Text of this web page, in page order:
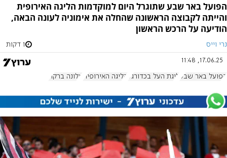
הפועל באר שבע שתוגרל היום למוקדמות הליגה האירופית
והייתה לקבוצה הראשונה שהחלה את אימוניה לעונה הבאה,
הודיעה על הרכש הראשון
נרי וייס 1 דקות
17.06.25, 11:48
הפועל באר שבע ליגת העל בכדורגל הליגה האירופית אלונה ברקת